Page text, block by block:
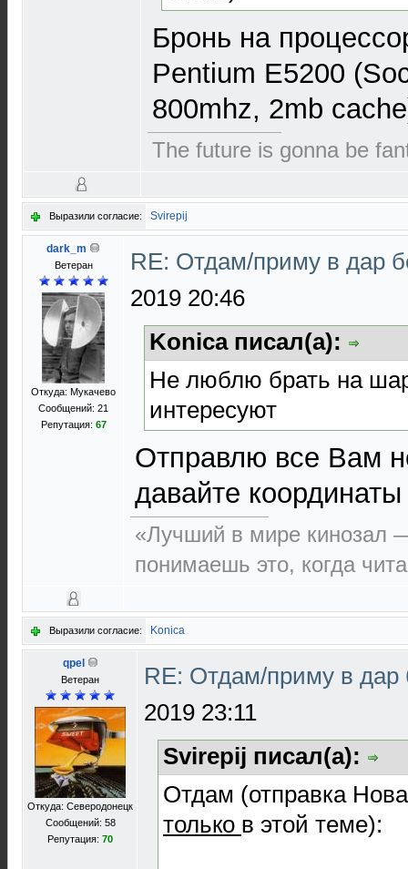
Бронь на
Pentium E5200
800mhz, 2mb
The future is gonna be
Выразили согласие: Svirepij
dark_m
Ветеран
Откуда: Мукачево
Сообщений: 21
Репутация: 67
RE: Отдам/приму в дар
2019 20:46
Konica писал(а):
Не люблю брать на
интересуют
Отправлю все Вам
давайте
«Лучший в мире кинозал
понимаешь это, когда
Выразили согласие: Konica
qpel
Ветеран
Откуда: Северодонецк
Сообщений: 58
Репутация: 70
RE: Отдам/приму в дар
2019 23:11
Svirepij писал(а):
Отдам (отправка
только в этой теме):